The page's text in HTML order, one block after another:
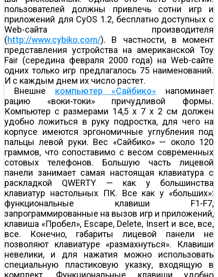
пользователей должны привлечь сотни игр и
приложений для CyOS 1.2, бесплатно доступных с
Web-сайта производителя
(http://www.cybiko.com/). В частности, в момент
представления устройства на американской Toy
Fair (середина февраля 2000 года) на Web-сайте
одних только игр предлагалось 75 наименований.
И с каждым днем их число растет.
Внешне компьютер «Сайбико» напоминает
рацию «воки-токи» причудливой формы.
Компьютер с размерами 14,5 x 7 x 2 см должен
удобно ложиться в руку подростка, для чего на
корпусе имеются эргономичные углубления под
пальцы левой руки. Вес «Сайбико» — около 120
граммов, что сопоставимо с весом современных
сотовых телефонов. Большую часть лицевой
панели занимает самая настоящая клавиатура с
раскладкой QWERTY — как у большинства
клавиатур настольных ПК. Все как у «больших»:
функциональные клавиши F1-F7,
запрограммированные на вызов игр и приложений,
клавиша «Пробел», Escape, Delete, Insert и все, все,
все. Конечно, габариты лицевой панели не
позволяют клавиатуре «размахнуться». Клавиши
невелики, и для нажатия можно использовать
специальную пластиковую указку, входящую в
комплект. Функциональные клавиши удобно